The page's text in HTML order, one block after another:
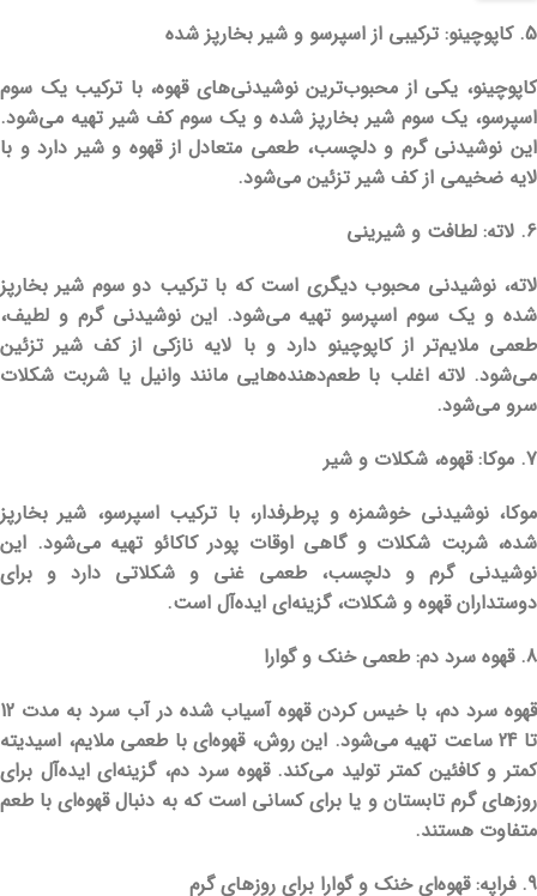
5. کاپوچینو: ترکیبی از اسپرسو و شیر بخارپز شده
کاپوچینو، یکی از محبوب‌ترین نوشیدنی‌های قهوه، با ترکیب یک سوم
اسپرسو، یک سوم شیر بخارپز شده و یک سوم کف شیر تهیه می‌شود.
این نوشیدنی گرم و دلچسب، طعمی متعادل از قهوه و شیر دارد و با
لایه ضخیمی از کف شیر تزئین می‌شود.
6. لاته: لطافت و شیرینی
لاته، نوشیدنی محبوب دیگری است که با ترکیب دو سوم شیر بخارپز
شده و یک سوم اسپرسو تهیه می‌شود. این نوشیدنی گرم و لطیف،
طعمی ملایم‌تر از کاپوچینو دارد و با لایه نازکی از کف شیر تزئین
می‌شود. لاته اغلب با طعم‌دهنده‌هایی مانند وانیل یا شربت شکلات
سرو می‌شود.
7. موکا: قهوه، شکلات و شیر
موکا، نوشیدنی خوشمزه و پرطرفدار، با ترکیب اسپرسو، شیر بخارپز
شده، شربت شکلات و گاهی اوقات پودر کاکائو تهیه می‌شود. این
نوشیدنی گرم و دلچسب، طعمی غنی و شکلاتی دارد و برای
دوستداران قهوه و شکلات، گزینه‌ای ایده‌آل است.
8. قهوه سرد دم: طعمی خنک و گوارا
قهوه سرد دم، با خیس کردن قهوه آسیاب شده در آب سرد به مدت 12
تا 24 ساعت تهیه می‌شود. این روش، قهوه‌ای با طعمی ملایم، اسیدیته
کمتر و کافئین کمتر تولید می‌کند. قهوه سرد دم، گزینه‌ای ایده‌آل برای
روزهای گرم تابستان و یا برای کسانی است که به دنبال قهوه‌ای با طعم
متفاوت هستند.
9. فراپه:
قهوه‌ای خنک و گوارا برای روزهای گرم